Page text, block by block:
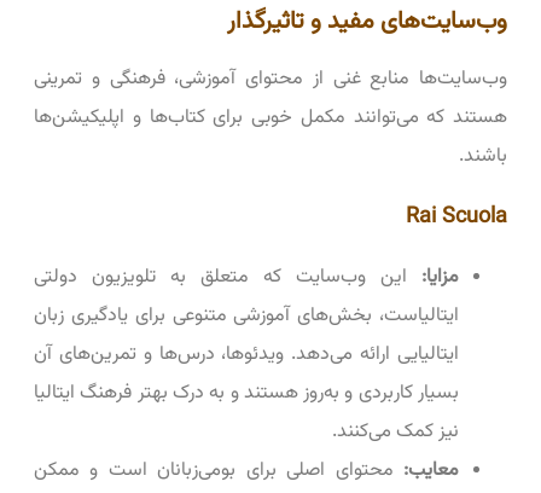
وب‌سایت‌های مفید و تاثیرگذار
وب‌سایت‌ها منابع غنی از محتوای آموزشی، فرهنگی و تمرینی
هستند که می‌توانند مکمل خوبی برای کتاب‌ها و اپلیکیشن‌ها
باشند.
Rai Scuola
مزایا: این وب‌سایت که متعلق به تلویزیون دولتی
ایتالیاست، بخش‌های آموزشی متنوعی برای یادگیری زبان
ایتالیایی ارائه می‌دهد. ویدئوها، درس‌ها و تمرین‌های آن
بسیار کاربردی و به‌روز هستند و به درک بهتر فرهنگ ایتالیا
نیز کمک می‌کنند.
معایب: محتوای اصلی برای بومی‌زبانان است و ممکن